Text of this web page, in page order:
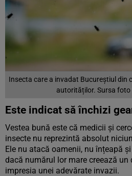
Insecta care a invadat Bucureștiul din
autorităților. Sursa
Este indicat să închizi
Vestea bună este că medicii și
insecte nu reprezintă absolut
Ele nu atacă oamenii, nu înțeapă
dacă numărul lor mare creează
impresia unei adevărate invazii.